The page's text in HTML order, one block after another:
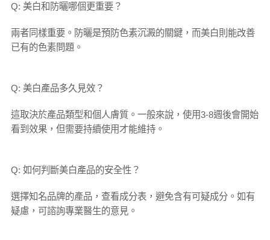
Q: 美白和防曬哪個更重要？
兩者同樣重要。防曬是預防色素沉澱的關鍵，而美白則能改善
已有的色素問題。
Q: 美白產品多久見效？
這取決於產品類型和個人膚質。一般來說，使用3-8週後會開始
看到效果，但需要持續使用才能維持。
Q: 如何判斷美白產品的安全性？
選擇知名品牌的產品，查看成分表，避免含有可疑成分。如有
疑慮，可諮詢專業醫生的意見。